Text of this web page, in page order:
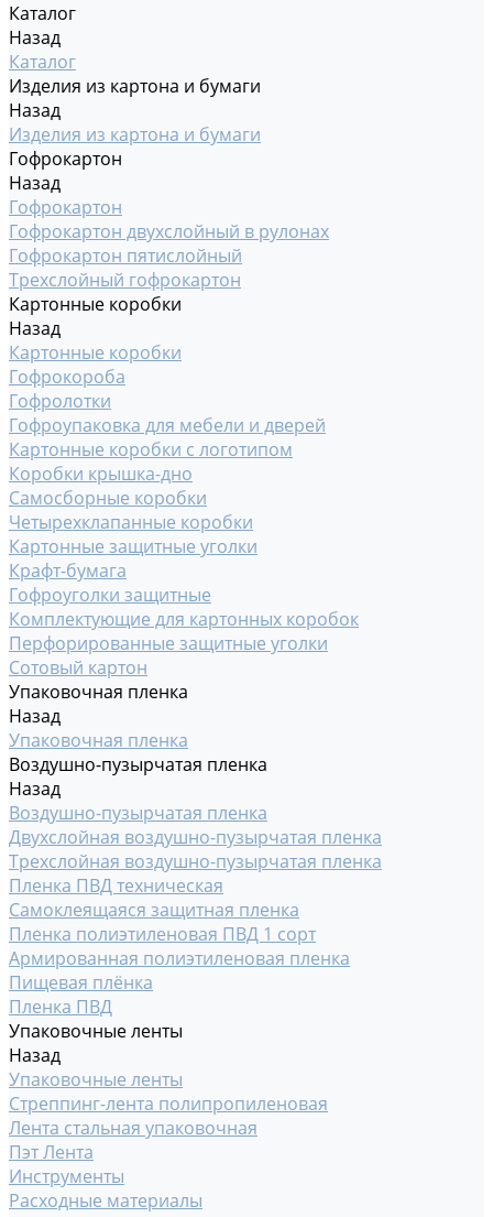
Каталог
Назад
Каталог
Изделия из картона и бумаги
Назад
Изделия из картона и бумаги
Гофрокартон
Назад
Гофрокартон
Гофрокартон двухслойный в рулонах
Гофрокартон пятислойный
Трехслойный гофрокартон
Картонные коробки
Назад
Картонные коробки
Гофрокороба
Гофролотки
Гофроупаковка для мебели и дверей
Картонные коробки с логотипом
Коробки крышка-дно
Самосборные коробки
Четырехклапанные коробки
Картонные защитные уголки
Крафт-бумага
Гофроуголки защитные
Комплектующие для картонных коробок
Перфорированные защитные уголки
Сотовый картон
Упаковочная пленка
Назад
Упаковочная пленка
Воздушно-пузырчатая пленка
Назад
Воздушно-пузырчатая пленка
Двухслойная воздушно-пузырчатая пленка
Трехслойная воздушно-пузырчатая пленка
Пленка ПВД техническая
Самоклеящаяся защитная пленка
Пленка полиэтиленовая ПВД 1 сорт
Армированная полиэтиленовая пленка
Пищевая плёнка
Пленка ПВД
Упаковочные ленты
Назад
Упаковочные ленты
Стреппинг-лента полипропиленовая
Лента стальная упаковочная
Пэт Лента
Инструменты
Расходные материалы